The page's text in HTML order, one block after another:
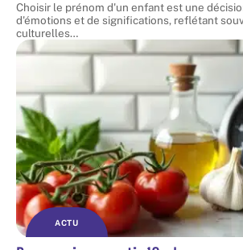
Choisir le prénom d'un enfant est une
d'émotions et de significations, reflétant
culturelles…
ACTU